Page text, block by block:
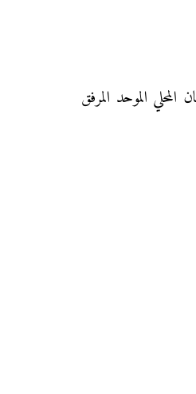
الامتحان المحلي الموحد المرفق